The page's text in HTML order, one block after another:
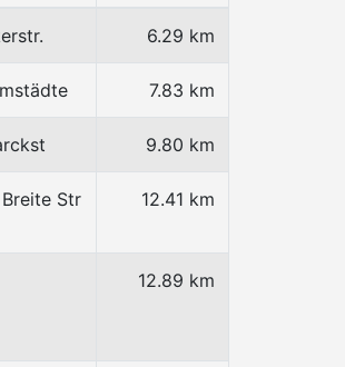
6.29 km
7.83 km
9.80 km
Str 12.41 km
12.89 km